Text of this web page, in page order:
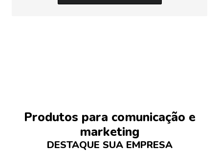
Produtos para comunicação e
marketing
DESTAQUE SUA EMPRESA